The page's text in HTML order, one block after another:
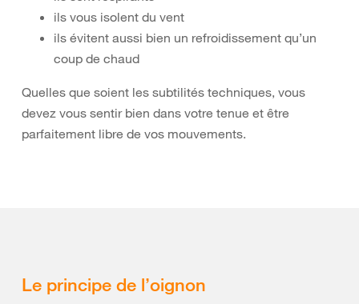
ils vous isolent du vent
ils évitent aussi bien un refroidissement qu’un
coup de chaud
Quelles que soient les subtilités techniques, vous
devez vous sentir bien dans votre tenue et être
parfaitement libre de vos mouvements.
Le principe de l’oignon